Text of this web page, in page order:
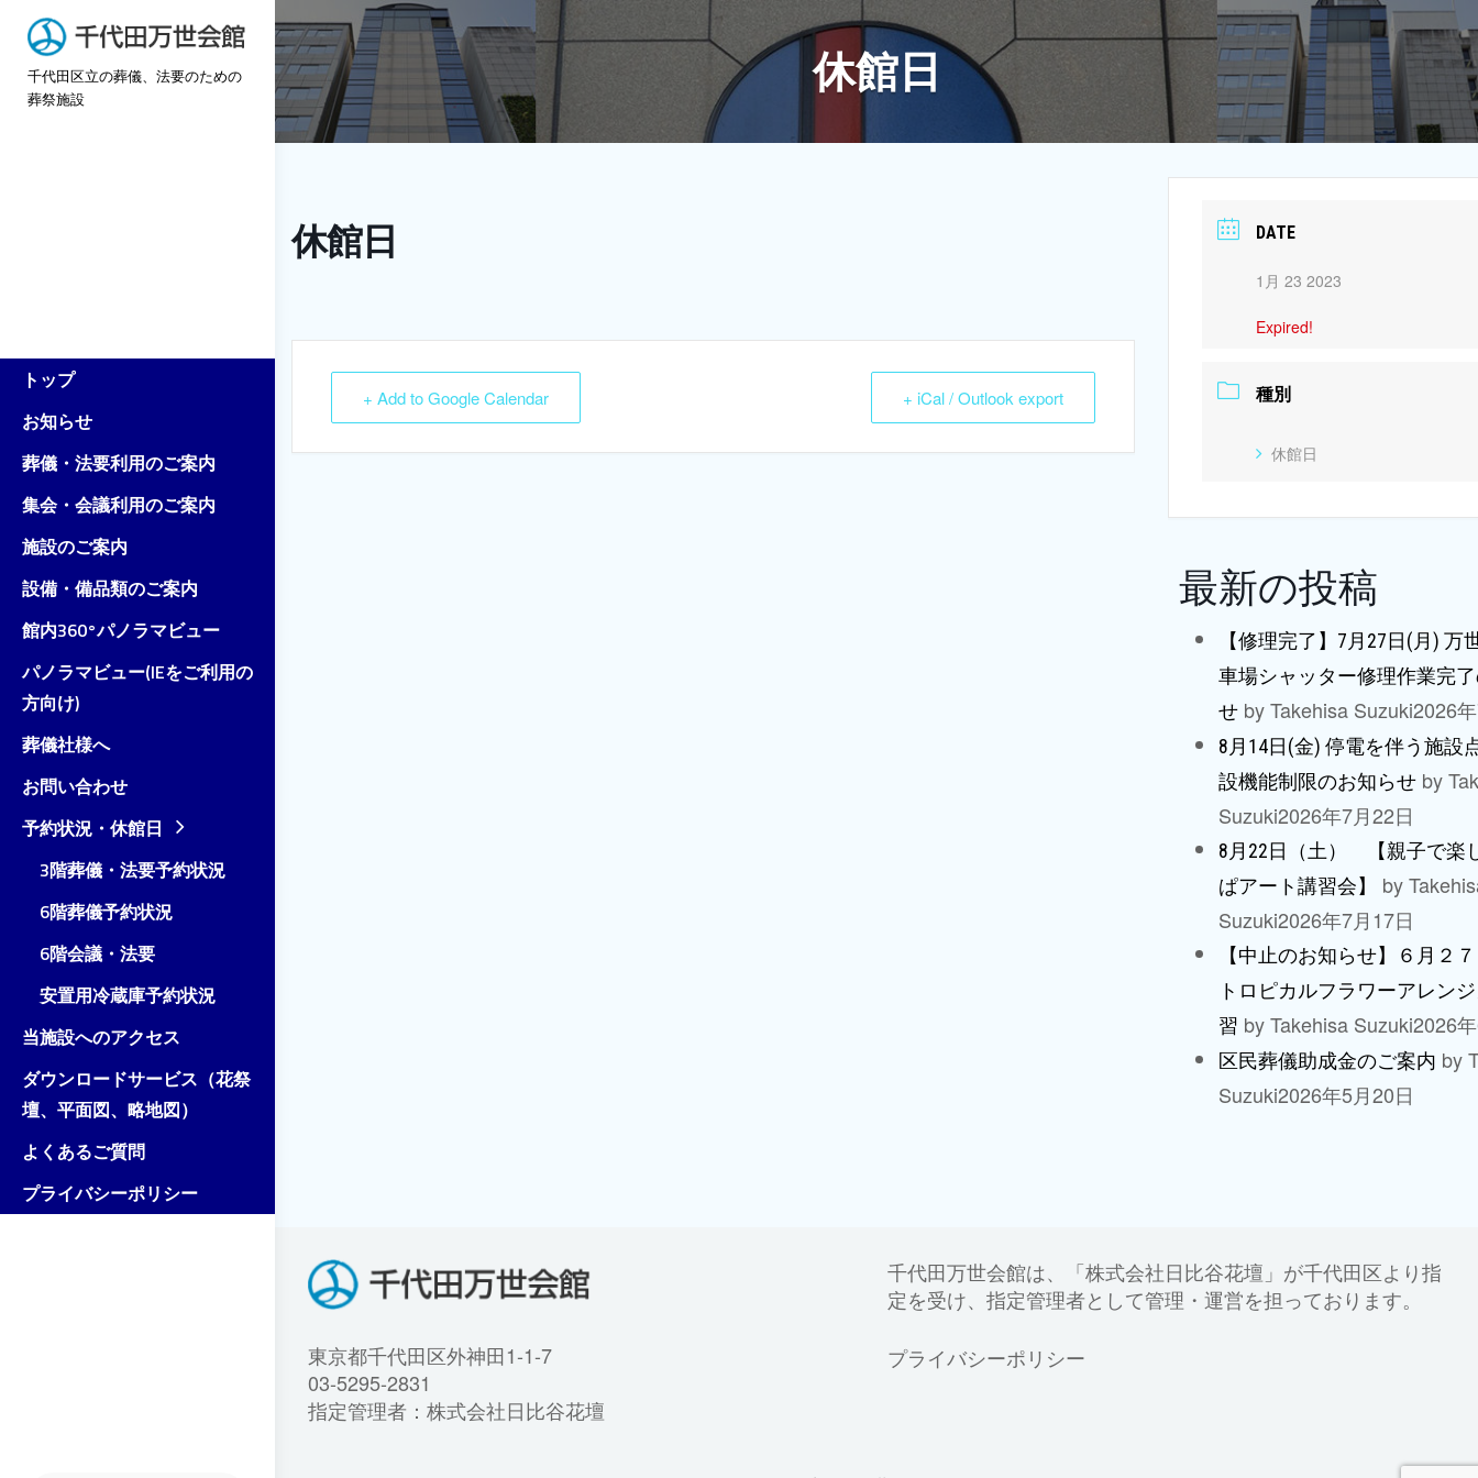
Skip
content
千代田区立の葬儀、法要のための
葬祭施設
トップ
お知らせ
葬儀・法要利用のご案内
集会・会議利用のご案内
施設のご案内
設備・備品類のご案内
館内360°パノラマビュー
パノラマビュー(IEをご利用の
方向け)
葬儀社様へ
お問い合わせ
予約状況・休館日
3階葬儀・法要予約状況
6階葬儀予約状況
6階会議・法要
安置用冷蔵庫予約状況
当施設へのアクセス
ダウンロードサービス（花祭
壇、平面図、略地図）
よくあるご質問
プライバシーポリシー
休館日
休館日
+ Add to Google Calendar + iCal / Outlook export
DATE
1月 23 2023
Expired!
種別
休館日
最新の投稿
【修理完了】7月27日(月) 万
車場シャッター修理作業完
せ by Takehisa Suzuki2026
8月14日(金) 停電を伴う施設
設機能制限のお知らせ by
Suzuki2026年7月22日
8月22日（土） 【親子で楽
ぱアート講習会】
by
Suzuki2026年7月17日
【中止のお知らせ】６月２
トロピカルフラワーアレン
習 by Takehisa Suzuki2026
区民葬儀助成金のご案内 by
Suzuki2026年5月20日
東京都千代田区外神田1-1-7
03-5295-2831
指定管理者：株式会社日比谷花壇
千代田万世会館は、「株式会社日比谷花壇」が千代田区より指
定を受け、指定管理者として管理・運営を担っております。
プライバシーポリシー